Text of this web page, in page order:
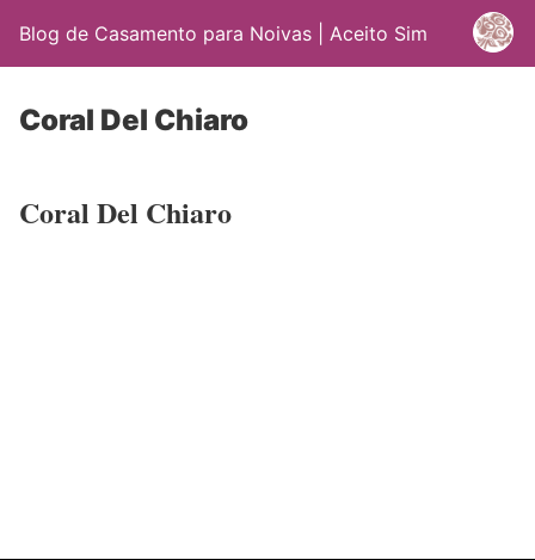
Blog de Casamento para Noivas | Aceito Sim
Coral Del Chiaro
Coral Del Chiaro